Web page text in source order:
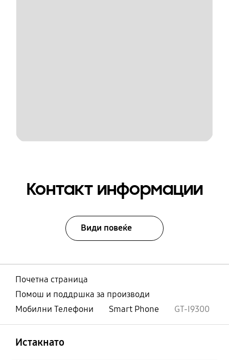
Контакт информации
Види повеќе
Почетна страница
Помош и поддршка за производи
Мобилни Телефони
Smart Phone GT-I9300
Истакнато